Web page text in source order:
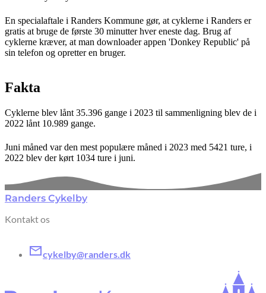
En specialaftale i Randers Kommune gør, at cyklerne i Randers er
gratis at bruge de første 30 minutter hver eneste dag. Brug af
cyklerne kræver, at man downloader appen 'Donkey Republic' på
sin telefon og opretter en bruger.
Fakta
Cyklerne blev lånt 35.396 gange i 2023 til sammenligning blev de i
2022 lånt 10.989 gange.
Juni måned var den mest populære måned i 2023 med 5421 ture, i
2022 blev der kørt 1034 ture i juni.
Randers Cykelby
Kontakt os
cykelby@randers.dk